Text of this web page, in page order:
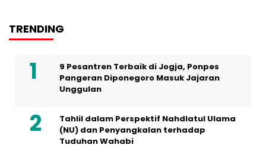
TRENDING
9 Pesantren Terbaik di Jogja, Ponpes
Pangeran Diponegoro Masuk Jajaran
Unggulan
Tahlil dalam Perspektif Nahdlatul Ulama
(NU) dan Penyangkalan terhadap
Tuduhan Wahabi